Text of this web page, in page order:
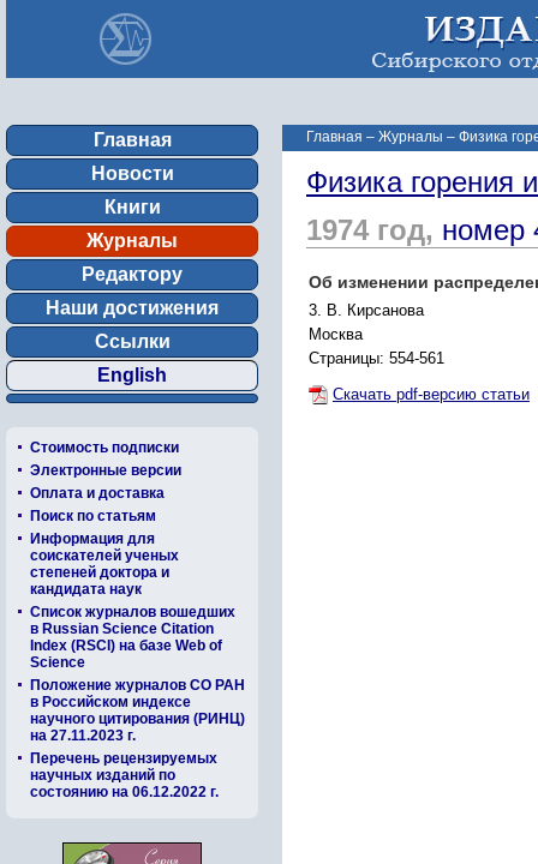
Главная
Новости
Книги
Журналы
Редактору
Наши достижения
Ссылки
English
Стоимость подписки
Электронные версии
Оплата и доставка
Поиск по статьям
Информация для
соискателей ученых
степеней доктора и
кандидата наук
Список журналов вошедших
в Russian Science Citation
Index (RSCI) на базе Web of
Science
Положение журналов СО РАН
в Российском индексе
научного цитирования (РИНЦ)
на 27.11.2023 г.
Перечень рецензируемых
научных изданий по
состоянию на 06.12.2022 г.
Главная – Журналы – Физика
Физика горения
1974 год, номер
Об изменении
3. В. Кирсанова
Москва
Страницы: 554-561
Скачать pdf-версию статьи